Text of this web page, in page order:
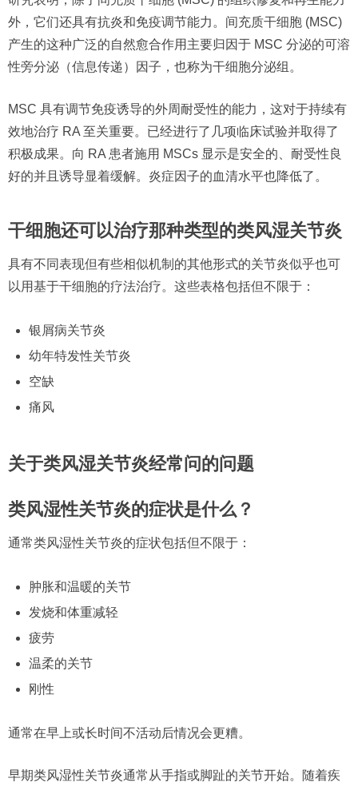
外，它们还具有抗炎和免疫调节能力。间充质干细胞 (MSC)
产生的这种广泛的自然愈合作用主要归因于 MSC 分泌的可溶
性旁分泌（信息传递）因子，也称为干细胞分泌组。
MSC 具有调节免疫诱导的外周耐受性的能力，这对于持续有
效地治疗 RA 至关重要。已经进行了几项临床试验并取得了
积极成果。向 RA 患者施用 MSCs 显示是安全的、耐受性良
好的并且诱导显着缓解。炎症因子的血清水平也降低了。
干细胞还可以治疗那种类型的类风湿关节炎
具有不同表现但有些相似机制的其他形式的关节炎似乎也可
以用基于干细胞的疗法治疗。这些表格包括但不限于：
银屑病关节炎
幼年特发性关节炎
空缺
痛风
关于类风湿关节炎经常问的问题
类风湿性关节炎的症状是什么？
通常类风湿性关节炎的症状包括但不限于：
肿胀和温暖的关节
发烧和体重减轻
疲劳
温柔的关节
刚性
通常在早上或长时间不活动后情况会更糟。
早期类风湿性关节炎通常从手指或脚趾的关节开始。随着疾